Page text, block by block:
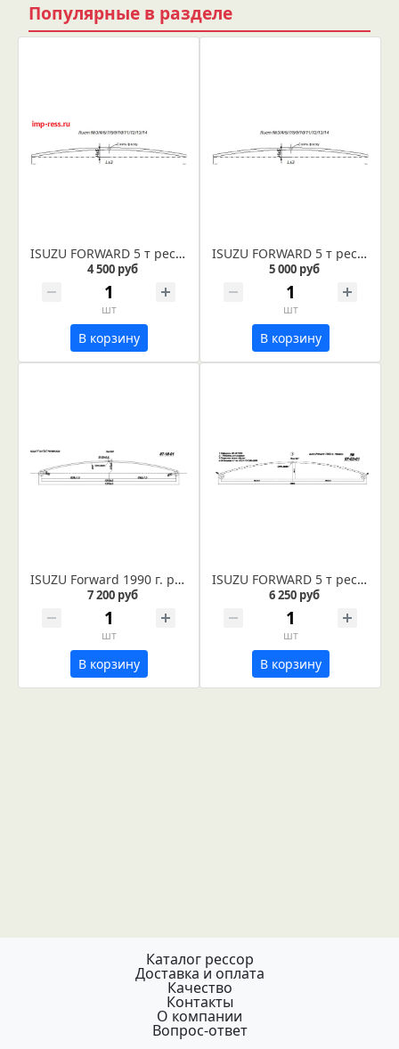
Популярные в разделе
ISUZU FORWARD 5 т рессора задняя лист № 5 (Арт. IR 07-05-05)
4 500 руб
шт
В корзину
ISUZU FORWARD 5 т рессора задняя лист № 3 (Арт. IR 07-05-03)
5 000 руб
шт
В корзину
ISUZU Forward 1990 г. рессора передняя, лист №1 (коренной)
7 200 руб
шт
В корзину
ISUZU FORWARD 5 т рессора передняя лист № 1 (коренной) (Арт. IR 07-03-01)
6 250 руб
шт
В корзину
Каталог рессор
Доставка и оплата
Качество
Контакты
О компании
Вопрос-ответ